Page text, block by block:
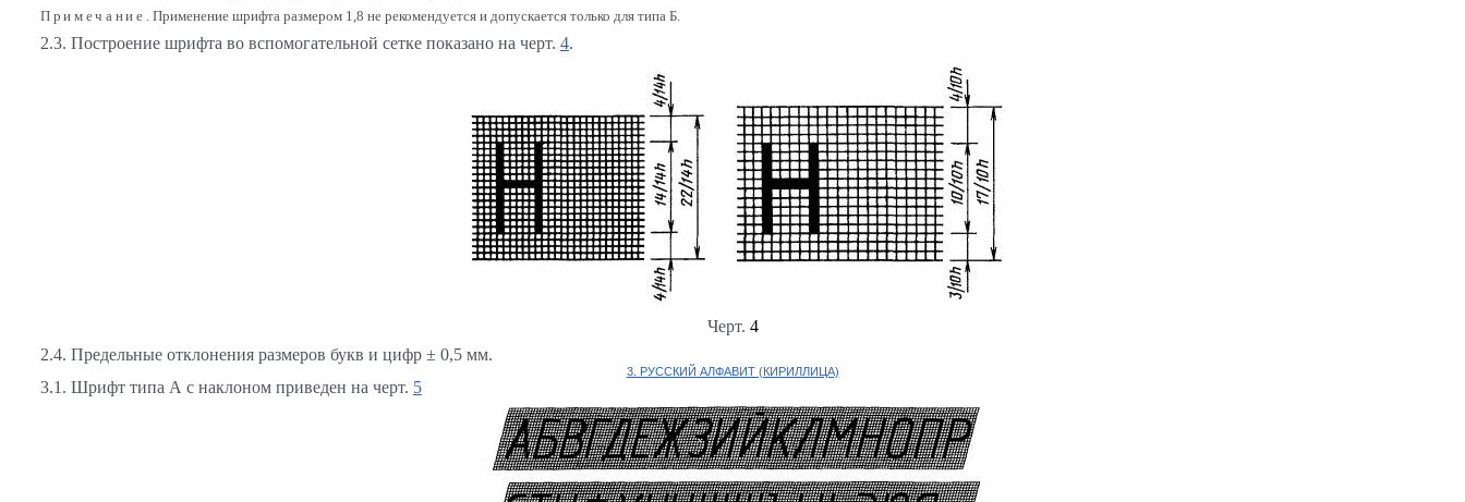
Примечание . Применение шрифта размером 1,8 не рекомендуется и допускается только для типа Б.
2.3. Построение шрифта во вспомогательной сетке показано на черт. 4.
Черт. 4
2.4. Предельные отклонения размеров букв и цифр ± 0,5 мм.
3. РУССКИЙ АЛФАВИТ (КИРИЛЛИЦА)
3.1. Шрифт типа А с наклоном приведен на черт. 5